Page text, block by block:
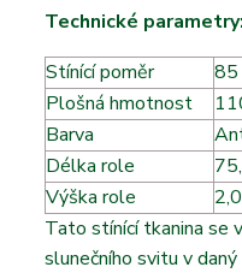
Technické parametry:
Stínící poměr
85
Plošná hmotnost
Barva
Délka role
Výška role
Tato stínící tkanina se
slunečního svitu v daný